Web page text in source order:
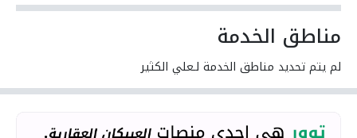
مناطق الخدمة
لم يتم تحديد مناطق الخدمة لـعلي الكثير